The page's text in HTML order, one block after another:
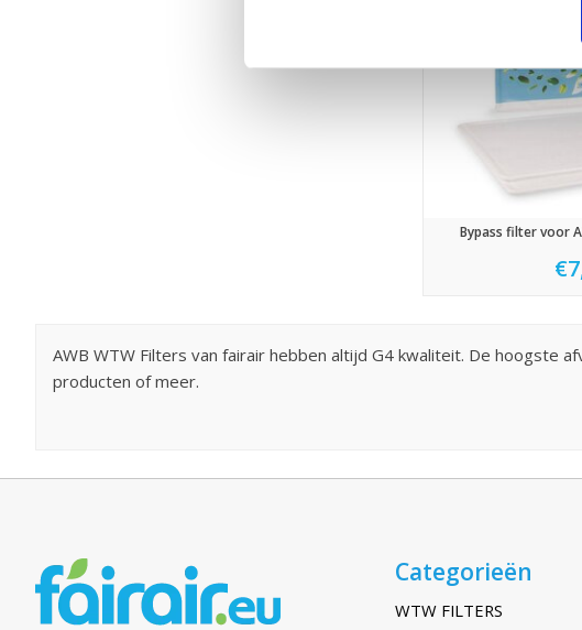
Bypass filter voor
AWB WTW Filters van fairair hebben altijd G4 kwaliteit. De hoogste
producten of meer.
Categorieën
WTW FILTERS